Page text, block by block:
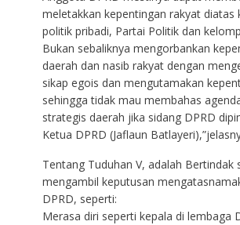
meletakkan kepentingan rakyat diatas
politik pribadi, Partai Politik dan
Bukan sebaliknya mengorbankan
daerah dan nasib rakyat dengan
sikap egois dan mengutamakan
sehingga tidak mau membahas
strategis daerah jika sidang DPRD
Ketua DPRD (Jaflaun
Tentang Tuduhan V, adalah Bertindak
mengambil keputusan
DPRD, seperti:
Merasa diri seperti kepala di lembaga